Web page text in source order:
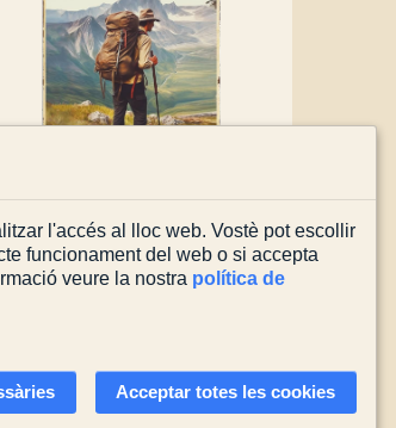
Actualitzada el08/08/2026
l'accés al lloc web. Vostè pot escollir
funcionament del web o si accepta
veure la nostra política de
Acceptar totes les cookies